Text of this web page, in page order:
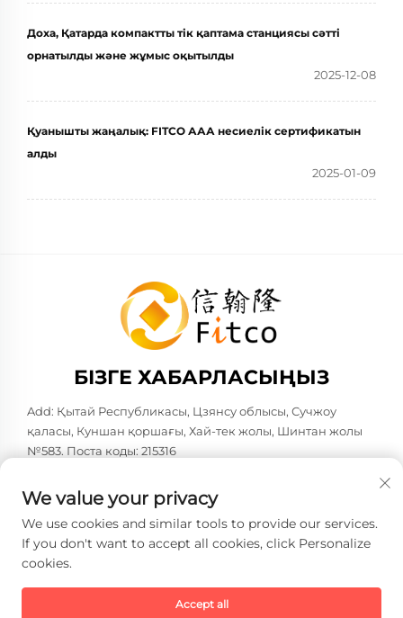
Доха, Қатарда компактты тік қаптама станциясы сәтті
орнатылды және жұмыс оқытылды
2025-12-08
Қуанышты жаңалық: FITCO ААА несиелік сертификатын
алды
2025-01-09
БІЗГЕ ХАБАРЛАСЫҢЫЗ
Add: Қытай Республикасы, Цзянсу облысы, Сучжоу
қаласы, Куншан қоршағы, Хай-тек жолы, Шинтан жолы
№583. Поста коды: 215316
Электрондық пошта:
[email protected]
Copyright © 2026 Faith-Han Intelligent Technology Co., Ltd.
саясаты
We value your privacy
We use cookies and similar tools to provide our services.
If you don't want to accept all cookies, click Personalize
cookies.
Accept all